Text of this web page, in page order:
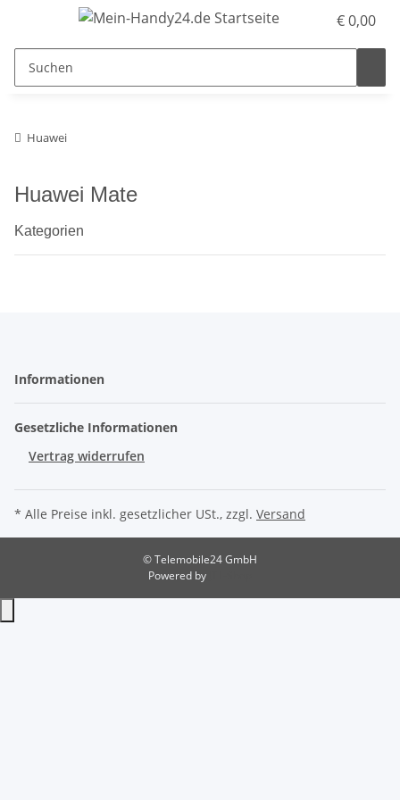
€ 0,00
Huawei
Huawei Mate
Kategorien
Informationen
Gesetzliche Informationen
Vertrag widerrufen
* Alle Preise inkl. gesetzlicher USt., zzgl. Versand
© Telemobile24 GmbH
Powered by